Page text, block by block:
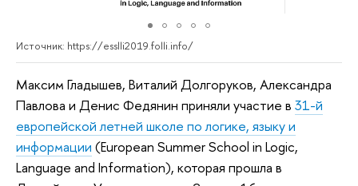
Источник: https://esslli2019.folli.info/
Максим Гладышев, Виталий Долгоруков, Александра
Павлова и Денис Федянин приняли участие в 31-й
европейской летней школе по логике, языку и
информации (European Summer School in Logic,
Language and Information), которая прошла в